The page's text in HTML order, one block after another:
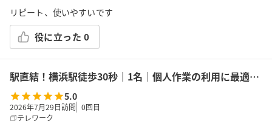
リピート、使いやすいです
役に立った 0
駅直結！横浜駅徒歩30秒｜1名｜個人作業の利用に最適！エキニア横浜｜5階ハマポート「コワーキングスペース」B
5.0
2026年7月29日訪問 0回目
テレワーク